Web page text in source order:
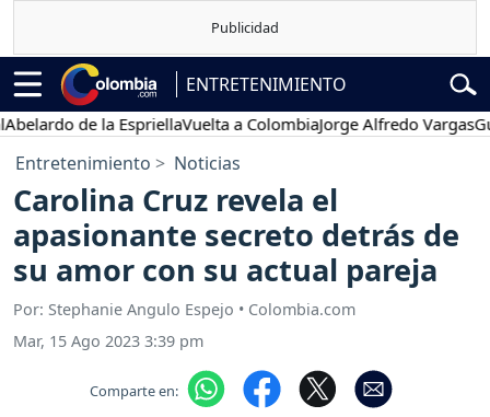
ENTRETENIMIENTO
de la EspriellaVuelta a ColombiaJorge Alfredo Vargas
Entretenimiento Noticias
Carolina Cruz revela el
apasionante secreto detrás de
su amor con su actual pareja
Por: Stephanie Angulo Espejo • Colombia.com
Mar, 15 Ago 2023 3:39 pm
Comparte en: